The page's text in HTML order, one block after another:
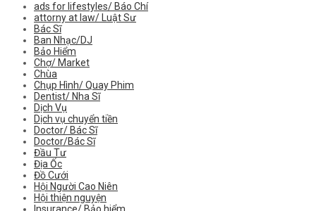
ads for lifestyles/ Báo Chí
attorny at law/ Luật Sư
Bác Sĩ
Ban Nhạc/DJ
Bảo Hiểm
Chợ/ Market
Chùa
Chụp Hình/ Quay Phim
Dentist/ Nha Sĩ
Dịch Vụ
Dịch vụ chuyển tiền
Doctor/ Bác Sĩ
Doctor/Bác Sĩ
Đầu Tư
Địa Ốc
Đồ Cưới
Hội Người Cao Niên
Hội thiện nguyện